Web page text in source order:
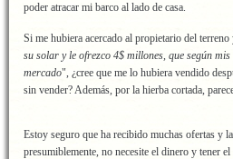
poder atracar mi barco al lado de casa.
Si me hubiera acercado al propietario del
su solar y le ofrezco 4$ millones, que según
mercado", ¿cree que me lo hubiera vendido
sin vender? Además, por la hierba cortada,
Estoy seguro que ha recibido muchas ofertas y
presumiblemente, no necesite el dinero y tener